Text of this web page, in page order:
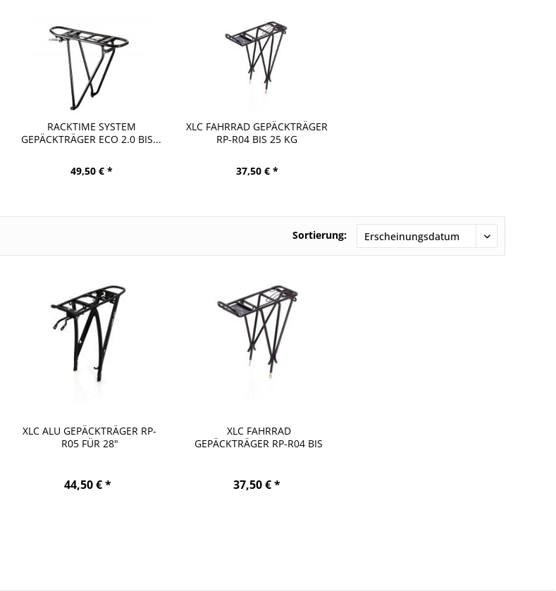
RACKTIME SYSTEM
GEPÄCKTRÄGER ECO 2.0 BIS...
49,50 € *
XLC FAHRRAD GEPÄCKTRÄGER
RP-R04 BIS 25 KG
37,50 € *
Sortierung:
XLC ALU GEPÄCKTRÄGER RP-
R05 FÜR 28"
44,50 € *
XLC FAHRRAD
GEPÄCKTRÄGER RP-R04 BIS
37,50 € *